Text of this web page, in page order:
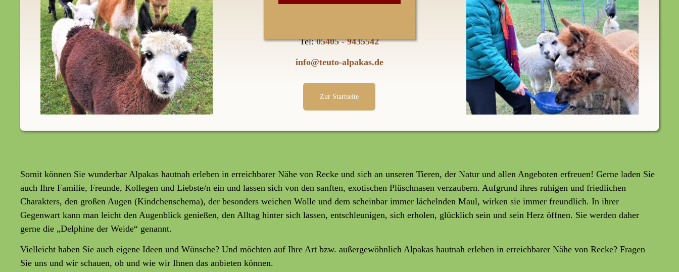
Petersberg 1
Tel:05405 - 9435542
info@teuto-alpakas.de
Zur Startseite
Somit können Sie wunderbar Alpakas hautnah erleben in erreichbarer Nähe von Recke und sich an unseren Tieren, der Natur und allen Angeboten erfreuen! Gerne laden Sie
auch Ihre Familie, Freunde, Kollegen und Liebste/n ein und lassen sich von den sanften, exotischen Plüschnasen verzaubern. Aufgrund ihres ruhigen und friedlichen
Charakters, den großen Augen (Kindchenschema), der besonders weichen Wolle und dem scheinbar immer lächelnden Maul, wirken sie immer freundlich. In ihrer
Gegenwart kann man leicht den Augenblick genießen, den Alltag hinter sich lassen, entschleunigen, sich erholen, glücklich sein und sein Herz öffnen. Sie werden daher
gerne die „Delphine der Weide“ genannt.
Vielleicht haben Sie auch eigene Ideen und Wünsche? Und möchten auf Ihre Art bzw. außergewöhnlich Alpakas hautnah erleben in erreichbarer Nähe von Recke? Fragen
Sie uns und wir schauen, ob und wie wir Ihnen das anbieten können.